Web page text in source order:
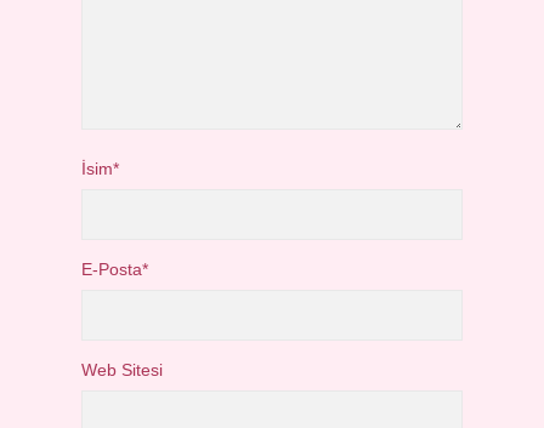
İsim*
E-Posta*
Web Sitesi